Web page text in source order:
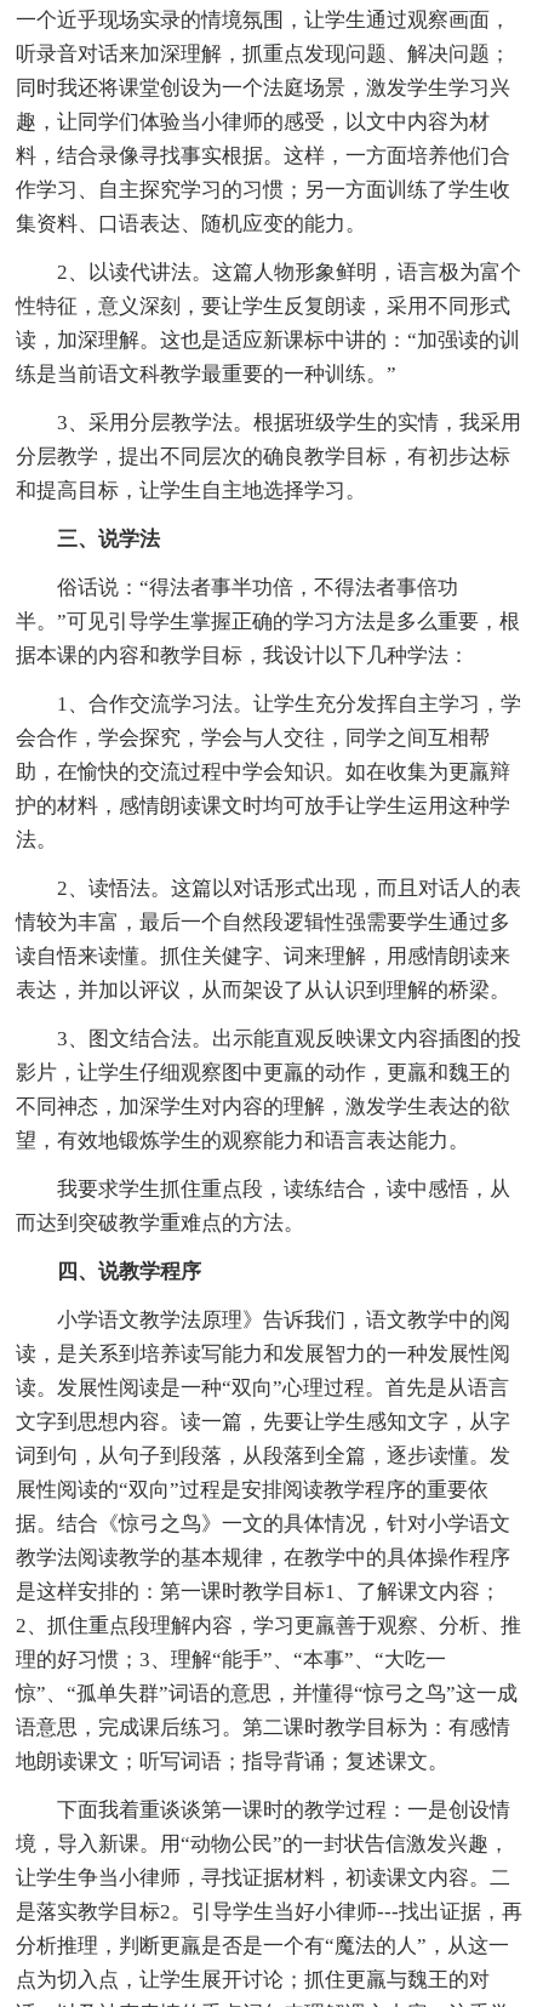
一个近乎现场实录的情境氛围，让学生通过观察画面，
听录音对话来加深理解，抓重点发现问题、解决问题；
同时我还将课堂创设为一个法庭场景，激发学生学习兴
趣，让同学们体验当小律师的感受，以文中内容为材
料，结合录像寻找事实根据。这样，一方面培养他们合
作学习、自主探究学习的习惯；另一方面训练了学生收
集资料、口语表达、随机应变的能力。
2、以读代讲法。这篇人物形象鲜明，语言极为富个
性特征，意义深刻，要让学生反复朗读，采用不同形式
读，加深理解。这也是适应新课标中讲的：“加强读的训
练是当前语文科教学最重要的一种训练。”
3、采用分层教学法。根据班级学生的实情，我采用
分层教学，提出不同层次的确良教学目标，有初步达标
和提高目标，让学生自主地选择学习。
三、说学法
俗话说：“得法者事半功倍，不得法者事倍功
半。”可见引导学生掌握正确的学习方法是多么重要，根
据本课的内容和教学目标，我设计以下几种学法：
1、合作交流学习法。让学生充分发挥自主学习，学
会合作，学会探究，学会与人交往，同学之间互相帮
助，在愉快的交流过程中学会知识。如在收集为更羸辩
护的材料，感情朗读课文时均可放手让学生运用这种学
法。
2、读悟法。这篇以对话形式出现，而且对话人的表
情较为丰富，最后一个自然段逻辑性强需要学生通过多
读自悟来读懂。抓住关健字、词来理解，用感情朗读来
表达，并加以评议，从而架设了从认识到理解的桥梁。
3、图文结合法。出示能直观反映课文内容插图的投
影片，让学生仔细观察图中更羸的动作，更羸和魏王的
不同神态，加深学生对内容的理解，激发学生表达的欲
望，有效地锻炼学生的观察能力和语言表达能力。
我要求学生抓住重点段，读练结合，读中感悟，从
而达到突破教学重难点的方法。
四、说教学程序
小学语文教学法原理》告诉我们，语文教学中的阅
读，是关系到培养读写能力和发展智力的一种发展性阅
读。发展性阅读是一种“双向”心理过程。首先是从语言
文字到思想内容。读一篇，先要让学生感知文字，从字
词到句，从句子到段落，从段落到全篇，逐步读懂。发
展性阅读的“双向”过程是安排阅读教学程序的重要依
据。结合《惊弓之鸟》一文的具体情况，针对小学语文
教学法阅读教学的基本规律，在教学中的具体操作程序
是这样安排的：第一课时教学目标1、了解课文内容；
2、抓住重点段理解内容，学习更羸善于观察、分析、推
理的好习惯；3、理解“能手”、“本事”、“大吃一
惊”、“孤单失群”词语的意思，并懂得“惊弓之鸟”这一成
语意思，完成课后练习。第二课时教学目标为：有感情
地朗读课文；听写词语；指导背诵；复述课文。
下面我着重谈谈第一课时的教学过程：一是创设情
境，导入新课。用“动物公民”的一封状告信激发兴趣，
让学生争当小律师，寻找证据材料，初读课文内容。二
是落实教学目标2。引导学生当好小律师---找出证据，再
分析推理，判断更羸是否是一个有“魔法的人”，从这一
点为切入点，让学生展开讨论；抓住更羸与魏王的对